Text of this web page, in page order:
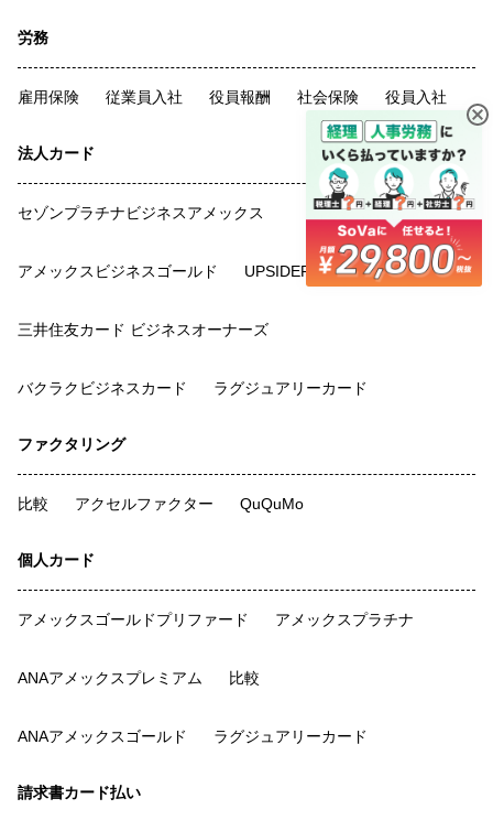
労務
雇用保険 従業員入社 役員報酬 社会保険 役員入社
法人カード
セゾンプラチナビジネスアメックス
アメックスビジネスゴールド UPSIDER 比較
三井住友カード ビジネスオーナーズ
バクラクビジネスカード ラグジュアリーカード
ファクタリング
比較 アクセルファクター QuQuMo
個人カード
アメックスゴールドプリファード アメックスプラチナ
ANAアメックスプレミアム 比較
ANAアメックスゴールド ラグジュアリーカード
請求書カード払い